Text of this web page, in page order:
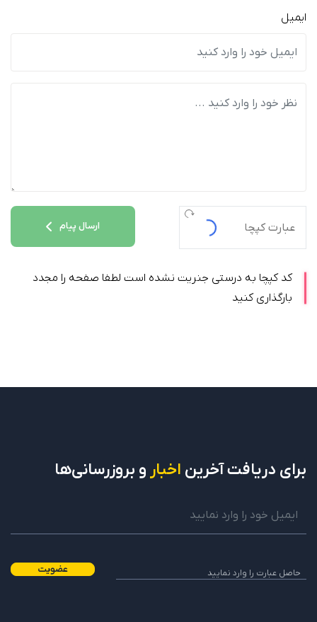
ایمیل
ارسال پیام
کد کپچا به درستی جنریت نشده است لطفا صفحه را مجدد
بارگذاری کنید
برای دریافتآخرین اخبار و بروزرسانی‌ها
عضویت